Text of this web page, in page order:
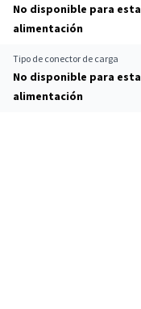
No disponible para esta
alimentación
Tipo de conector de carga
No disponible para esta
alimentación